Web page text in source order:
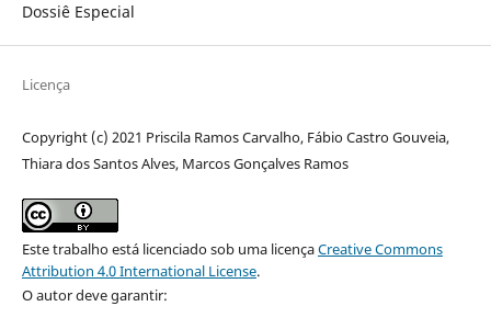
Dossiê Especial
Licença
Copyright (c) 2021 Priscila Ramos Carvalho, Fábio Castro Gouveia,
Thiara dos Santos Alves, Marcos Gonçalves Ramos
Este trabalho está licenciado sob uma licençaCreative Commons
Attribution 4.0 International License.
O autor deve garantir: